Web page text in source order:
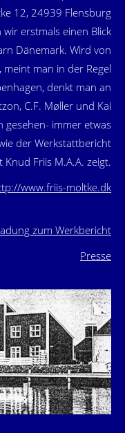
12, 24939 Flensburg
erstmals einen Blick
Dänemark. Wird von
man in der Regel
denkt man an
C.F. Møller und Kai
gesehen- immer etwas
der Werkstattbericht
Friis M.A.A. zeigt.
www.friis-moltke.dk
zum Werkbericht
Presse